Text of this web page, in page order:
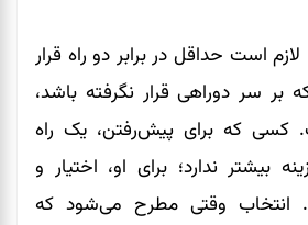
است حداقل در برابر دو راه قرار
بر سر دوراهی قرار نگرفته باشد،
کسی که برای پیش‌رفتن، یک راه
بیشتر ندارد؛ برای او، اختیار و
انتخاب وقتی مطرح می‌شود که